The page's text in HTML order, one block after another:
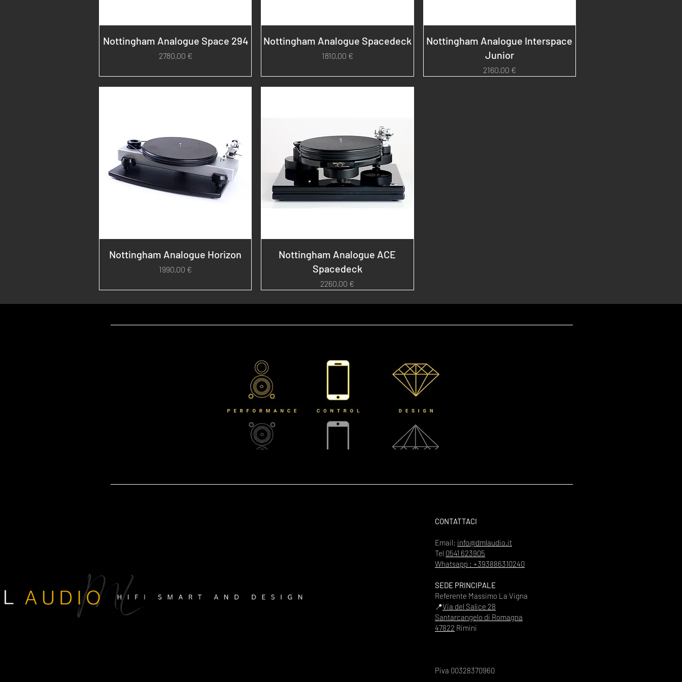
Nottingham Analogue Space 294
Prezzo
2780,00 €
Nottingham Analogue Spacedeck
Prezzo
1810,00 €
Nottingham Analogue Interspace
Junior
Prezzo
2160,00 €
Nottingham Analogue Horizon
Prezzo
1990,00 €
Nottingham Analogue ACE
Spacedeck
Prezzo
2260,00 €
CONTATTACI
Email: info@dmlaudio.it
Tel 0541 623905
Whatsapp : +393886310240
SEDE PRINCIPALE
Referente Massimo La Vigna
📍Via del Salice 28
Santarcangelo di Romagna
47822 Rimini
Piva 00328370960